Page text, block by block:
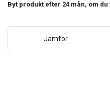
Byt produkt efter 24 mån, om du
Jämför